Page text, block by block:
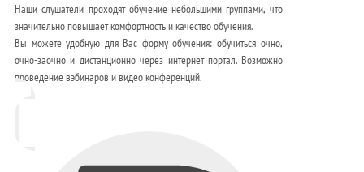
Наши слушатели проходят обучение небольшими группами, что
значительно повышает комфортность и качество обучения.
Вы можете удобную для Вас форму обучения: обучиться очно,
очно-заочно и дистанционно через интернет портал. Возможно
проведение вэбинаров и видео конференций.